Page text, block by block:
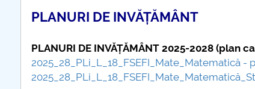
Relaţii cu mediul socio-economic
PLANURI DE INVĂȚĂMÂNT
PLANURI DE INVĂȚĂMÂNT 2025-2028 (plan
2025_28_PLi_L_18_FSEFI_Mate_Matematică
COMUNICAT DE PRESA
PRIMSTUD 26.03.2026